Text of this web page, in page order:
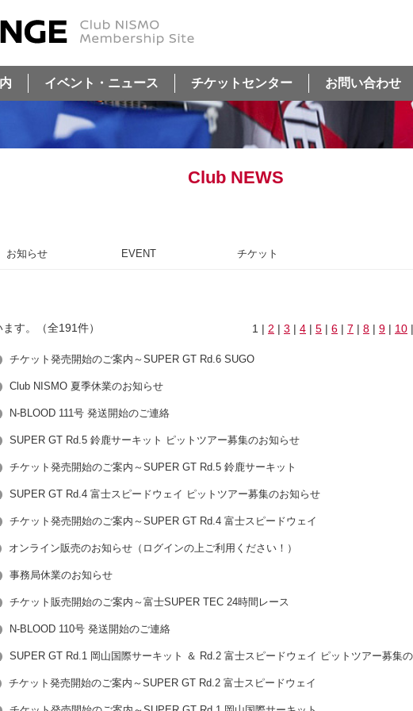
イベント・ニュース チケットセンター お問い合わせ
Club NEWS
お知らせ EVENT チケット
す。（全191件） 1 | 2 | 3 | 4 | 5 | 6 | 7 | 8 | 9 | 10 |
チケット発売開始のご案内～SUPER GT Rd.6 SUGO
Club NISMO 夏季休業のお知らせ
N-BLOOD 111号 発送開始のご連絡
SUPER GT Rd.5 鈴鹿サーキット ピットツアー募集のお知らせ
チケット発売開始のご案内～SUPER GT Rd.5 鈴鹿サーキット
SUPER GT Rd.4 富士スピードウェイ ピットツアー募集のお知らせ
チケット発売開始のご案内～SUPER GT Rd.4 富士スピードウェイ
オンライン販売のお知らせ（ログインの上ご利用ください！）
事務局休業のお知らせ
チケット販売開始のご案内～富士SUPER TEC 24時間レース
N-BLOOD 110号 発送開始のご連絡
SUPER GT Rd.1 岡山国際サーキット ＆ Rd.2 富士スピードウェイ ピットツアー募集
チケット発売開始のご案内～SUPER GT Rd.2 富士スピードウェイ